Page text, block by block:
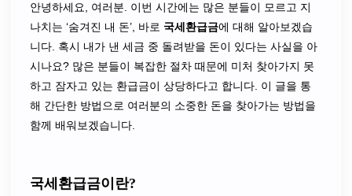
안녕하세요, 여러분. 이번 시간에는 많은 분들이 모르고 지
나치는 ‘숨겨진 내 돈’, 바로 국세환급금에 대해 알아보겠습
니다. 혹시 내가 낸 세금 중 돌려받을 돈이 있다는 사실을 아
시나요? 많은 분들이 복잡한 절차 때문에 미처 찾아가지 못
하고 잠자고 있는 환급금이 상당하다고 합니다. 이 글을 통
해 간단한 방법으로 여러분의 소중한 돈을 찾아가는 방법을
함께 배워보겠습니다.
국세환급금이란?